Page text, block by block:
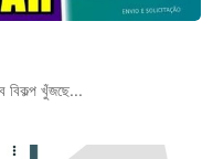
বিকল্প খুঁজছে...